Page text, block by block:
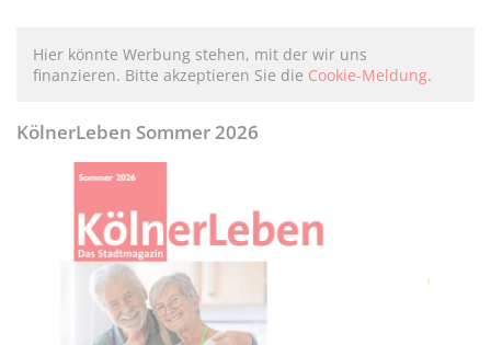
Hier könnte Werbung stehen, mit der wir uns
finanzieren. Bitte akzeptieren Sie die Cookie-Meldung.
KölnerLeben Sommer 2026